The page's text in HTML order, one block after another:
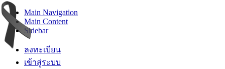
Main Navigation
Main Content
Sidebar
ลงทะเบียน
เข้าสู่ระบบ